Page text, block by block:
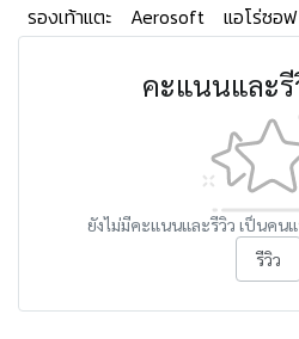
รองเท้าแตะ Aerosoft แอโร่ซอฟ
คะแนนและ
ยังไม่มีคะแนนและรีวิว เป็นคน
รีวิว